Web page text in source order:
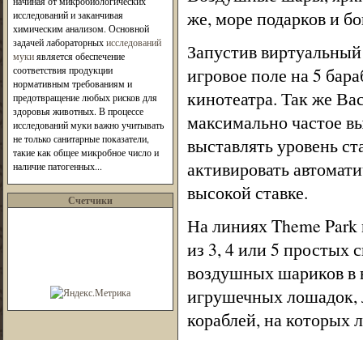
исследований и заканчивая
химическим анализом. Основной
задачей лабораторныхисследований
мукиявляется обеспечение
соответствия продукции
нормативным требованиям и
предотвращение любых рисков для
здоровья животных. В процессе
исследований муки важно учитывать
не только санитарные показатели,
такие как общее микробное число и
наличие патогенных...
Счетчики
же, море подарков и
Запустив
игровое поле на 5
кинотеатра. Так же
максимально частое
выставлять уровень
активировать
высокой ставке.
На линиях Theme
из 3, 4 или 5 простых
воздушных шариков в
игрушечных лошадок,
кораблей, на которых